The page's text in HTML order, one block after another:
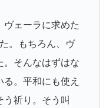
ェーラに求めた
。もちろん、ヴ
。そんなはずはな
。平和にも使え
う祈り。そう叫